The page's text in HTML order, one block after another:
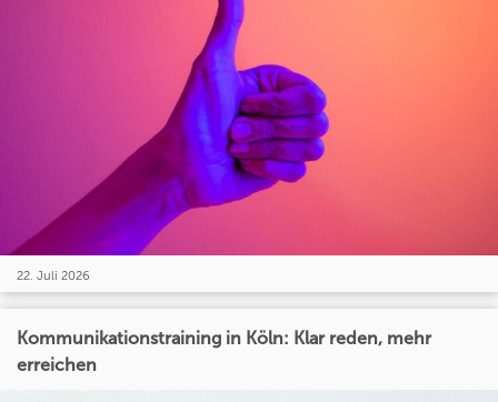
22. Juli 2026
Kommunikationstraining in Köln: Klar reden, mehr
erreichen